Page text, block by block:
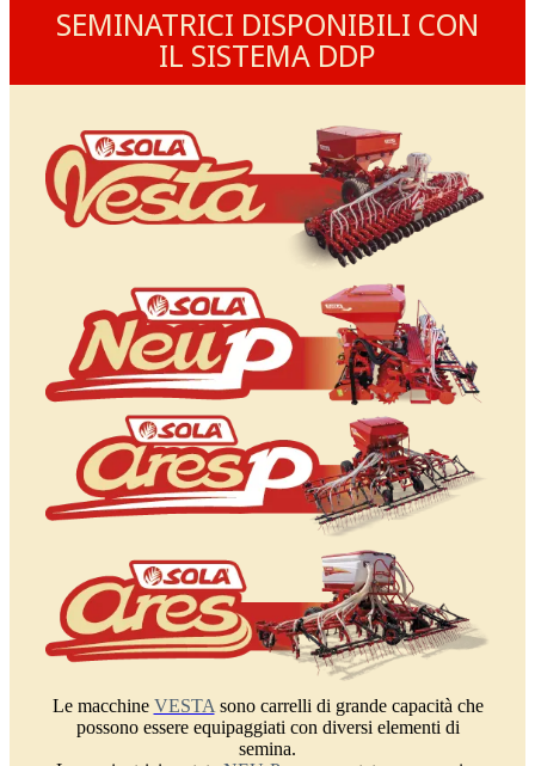
SEMINATRICI DISPONIBILI CON
IL SISTEMA DDP
Le macchine VESTAsono carrelli di grande capacità che
possono essere equipaggiati con diversi elementi di
semina.